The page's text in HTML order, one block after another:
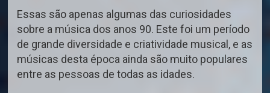
Essas são apenas algumas das curiosidades
sobre a música dos anos 90. Este foi um período
de grande diversidade e criatividade musical, e as
músicas desta época ainda são muito populares
entre as pessoas de todas as idades.